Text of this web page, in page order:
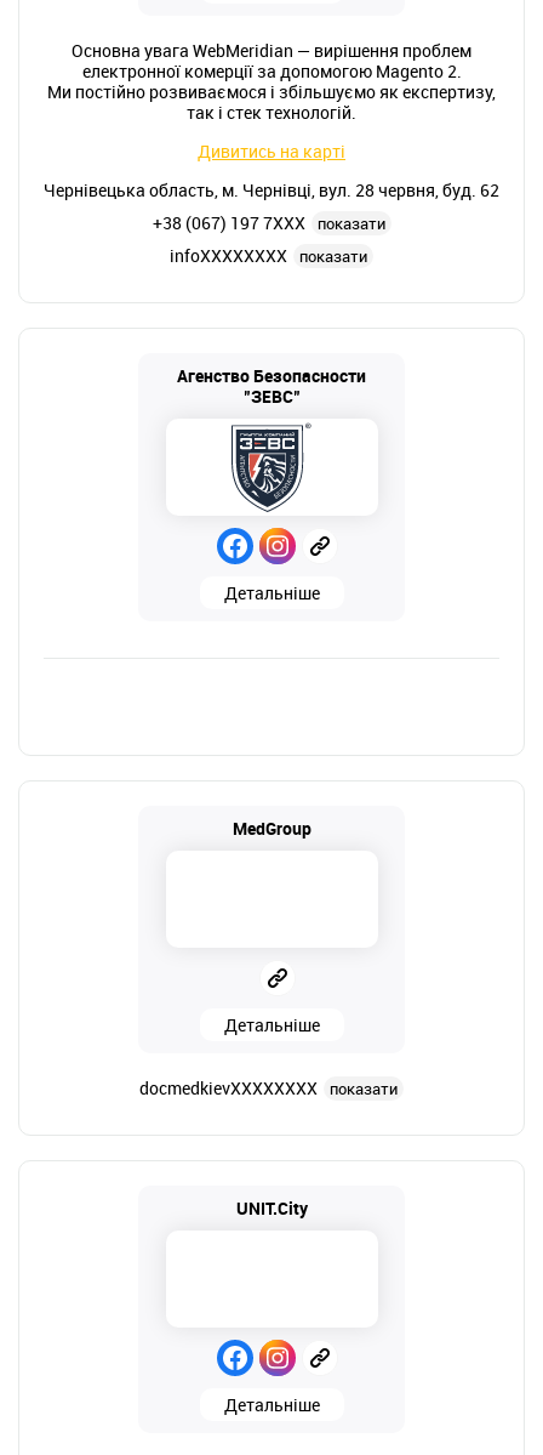
Основна увага WebMeridian — вирішення проблем
електронної комерції за допомогою Magento 2.
Ми постійно розвиваємося і збільшуємо як експертизу,
так і стек технологій.
Дивитись на карті
Чернівецька область, м. Чернівці, вул. 28 червня, буд. 62
+38 (067) 197 7XXX
показати
infoXXXXXXXX показати
Агенство Безопасности
"ЗЕВС"
Детальніше
MedGroup
Детальніше
docmedkievXXXXXXXX показати
UNIT.City
Детальніше